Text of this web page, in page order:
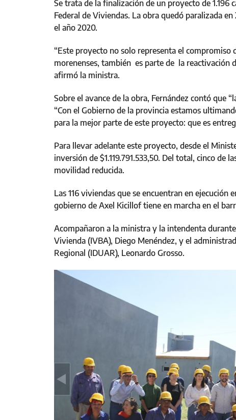
Se trata de la finalización de un proyecto de 1.196
Federal de Viviendas. La obra quedó paralizada
el año 2020.
“Este proyecto no solo representa el
morenenses, también es parte de la reactivación
afirmó la ministra.
Sobre el avance de la obra, Fernández contó que
“Con el Gobierno de la provincia estamos
para la mejor parte de este proyecto: que es
Para llevar adelante este proyecto, desde el
inversión de $1.119.791.533,50. Del total, cinco de
movilidad reducida.
Las 116 viviendas que se encuentran en ejecución
gobierno de Axel Kicillof tiene en marcha en el
Acompañaron a la ministra y la intendenta
Vivienda (IVBA), Diego Menéndez, y el
Regional (IDUAR), Leonardo Grosso.